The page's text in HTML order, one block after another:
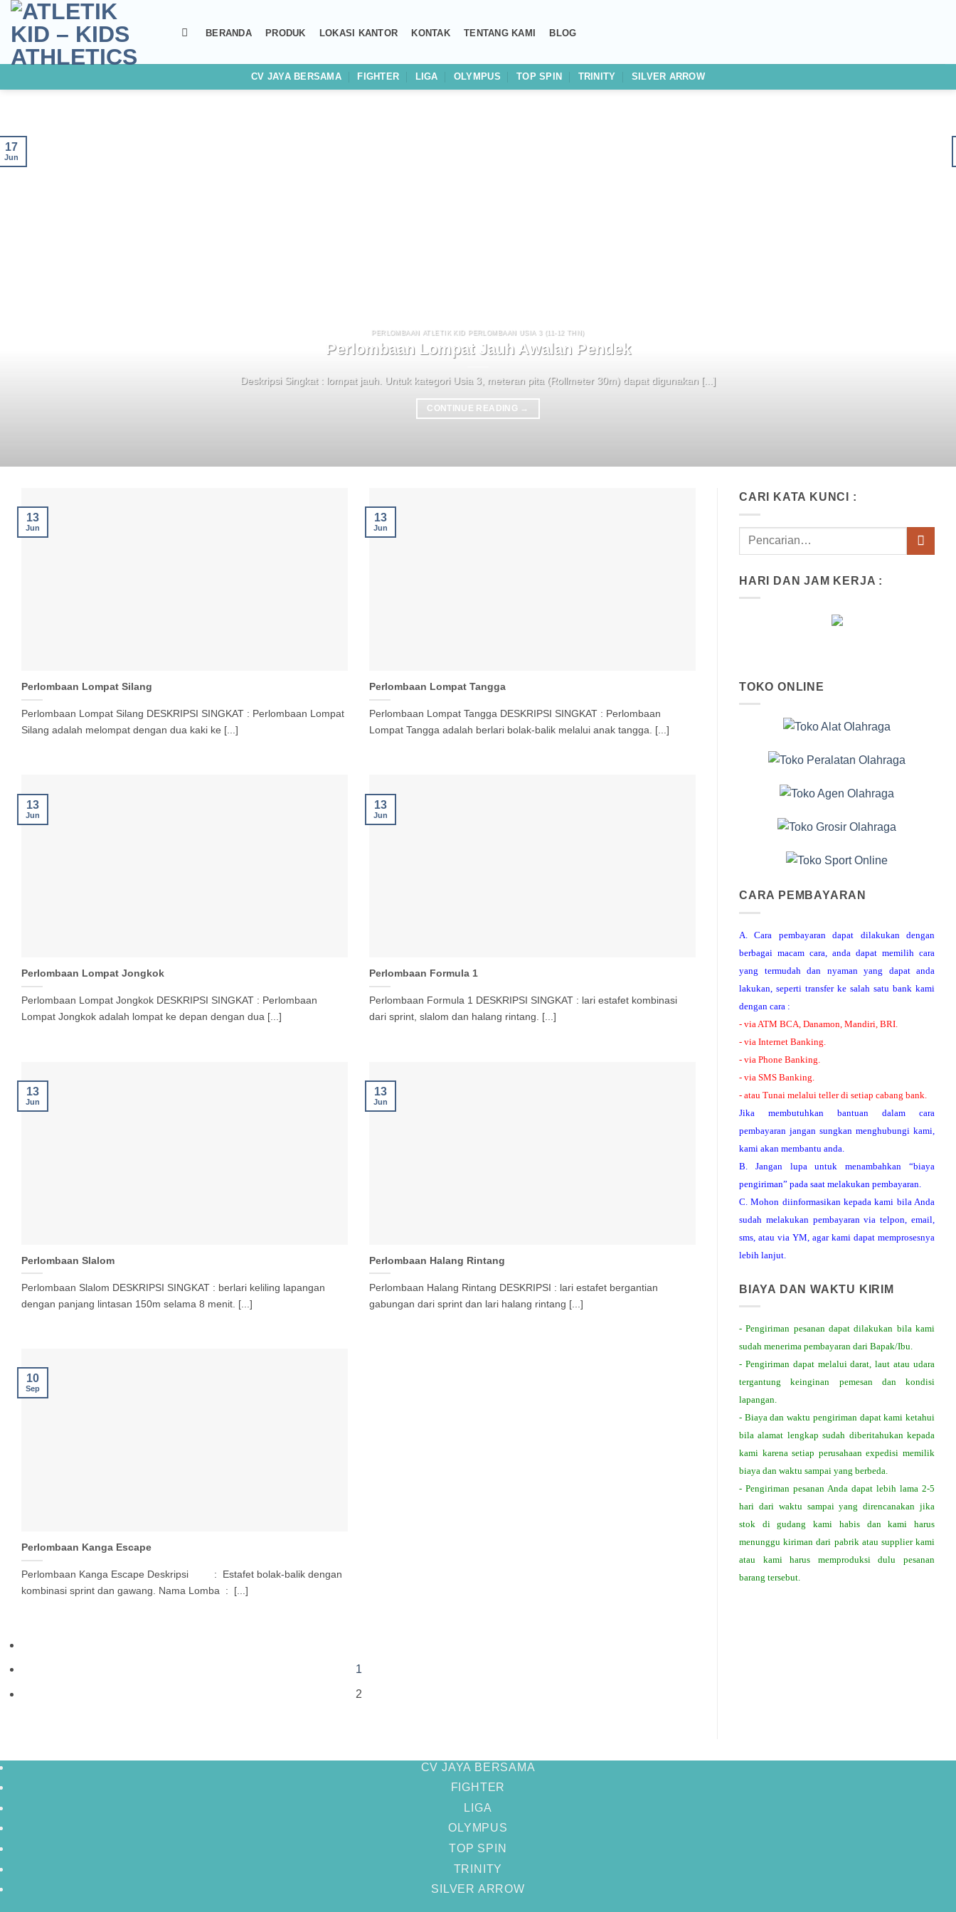
Skip
content
BERANDA PRODUK LOKASI KANTOR KONTAK TENTANG KAMI BLOG
CV JAYA BERSAMA FIGHTER LIGA OLYMPUS TOP SPIN TRINITY SILVER ARROW
PERLOMBAAN ATLETIK KID PERLOMBAAN USIA 3 (11-12 THN)
Perlombaan Lompat Jauh Awalan Pendek
Deskripsi Singkat : lompat jauh. Untuk kategori Usia 3, meteran pita (Rollmeter 30m) dapat digunakan [...]
CONTINUE READING →
17
Jun
Perlombaan Lompat Silang
Perlombaan Lompat Silang DESKRIPSI SINGKAT : Perlombaan Lompat
Silang adalah melompat dengan dua kaki ke [...]
13
Jun
Perlombaan Lompat Tangga
Perlombaan Lompat Tangga DESKRIPSI SINGKAT : Perlombaan
Lompat Tangga adalah berlari bolak-balik melalui anak tangga. [...]
13
Jun
Perlombaan Lompat Jongkok
Perlombaan Lompat Jongkok DESKRIPSI SINGKAT : Perlombaan
Lompat Jongkok adalah lompat ke depan dengan dua [...]
13
Jun
Perlombaan Formula 1
Perlombaan Formula 1 DESKRIPSI SINGKAT : lari estafet kombinasi
dari sprint, slalom dan halang rintang. [...]
13
Jun
Perlombaan Slalom
Perlombaan Slalom DESKRIPSI SINGKAT : berlari keliling lapangan
dengan panjang lintasan 150m selama 8 menit. [...]
13
Jun
Perlombaan Halang Rintang
Perlombaan Halang Rintang DESKRIPSI : lari estafet bergantian
gabungan dari sprint dan lari halang rintang [...]
13
Jun
Perlombaan Kanga Escape
Perlombaan Kanga Escape Deskripsi : Estafet bolak-balik dengan
kombinasi sprint dan gawang. Nama Lomba : [...]
10
Sep
1
2
CARI KATA KUNCI :
HARI DAN JAM KERJA :
TOKO ONLINE
CARA PEMBAYARAN
A. Cara pembayaran dapat dilakukan dengan
berbagai macam cara, anda dapat memilih cara
yang termudah dan nyaman yang dapat anda
lakukan, seperti transfer ke salah satu bank kami
dengan cara :
- via ATM BCA, Danamon, Mandiri, BRI.
- via Internet Banking.
- via Phone Banking.
- via SMS Banking.
- atau Tunai melalui teller di setiap cabang bank.
Jika membutuhkan bantuan dalam cara
pembayaran jangan sungkan menghubungi kami,
kami akan membantu anda.
B. Jangan lupa untuk menambahkan “biaya
pengiriman” pada saat melakukan pembayaran.
C. Mohon diinformasikan kepada kami bila Anda
sudah melakukan pembayaran via telpon, email,
sms, atau via YM, agar kami dapat memprosesnya
lebih lanjut.
BIAYA DAN WAKTU KIRIM
- Pengiriman pesanan dapat dilakukan bila kami
sudah menerima pembayaran dari Bapak/Ibu.
- Pengiriman dapat melalui darat, laut atau udara
tergantung keinginan pemesan dan kondisi
lapangan.
- Biaya dan waktu pengiriman dapat kami ketahui
bila alamat lengkap sudah diberitahukan kepada
kami karena setiap perusahaan expedisi memilik
biaya dan waktu sampai yang berbeda.
- Pengiriman pesanan Anda dapat lebih lama 2-5
hari dari waktu sampai yang direncanakan jika
stok di gudang kami habis dan kami harus
menunggu kiriman dari pabrik atau supplier kami
atau kami harus memproduksi dulu pesanan
barang tersebut.
CV JAYA BERSAMA
FIGHTER
LIGA
OLYMPUS
TOP SPIN
TRINITY
SILVER ARROW